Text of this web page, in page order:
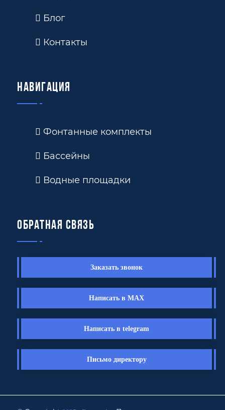
Блог
Контакты
Навигация
Фонтанные комплекты
Бассейны
Водные площадки
Обратная связь
Заказать звонок
Написать в MAX
Написать в telegram
Письмо директору